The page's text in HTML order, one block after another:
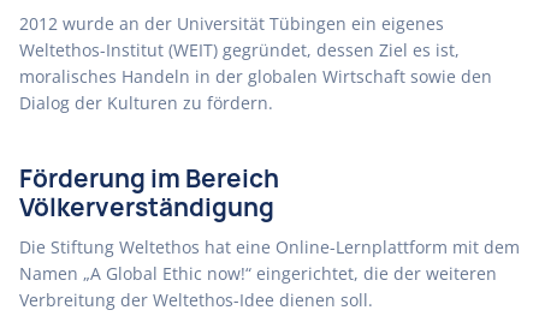
2012 wurde an der Universität Tübingen ein eigenes
Weltethos-Institut (WEIT) gegründet, dessen Ziel es ist,
moralisches Handeln in der globalen Wirtschaft sowie den
Dialog der Kulturen zu fördern.
Förderung im Bereich
Völkerverständigung
Die Stiftung Weltethos hat eine Online-Lernplattform mit dem
Namen „A Global Ethic now!“ eingerichtet, die der weiteren
Verbreitung der Weltethos-Idee dienen soll.